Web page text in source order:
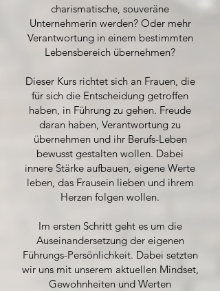
charismatische, souveräne
Unternehmerin werden? Oder mehr
Verantwortung in einem bestimmten
Lebensbereich übernehmen?
Dieser Kurs richtet sich an Frauen, die
für sich die Entscheidung getroffen
haben, in Führung zu gehen. Freude
daran haben, Verantwortung zu
übernehmen und ihr Berufs-Leben
bewusst gestalten wollen. Dabei
innere Stärke aufbauen, eigene Werte
leben, das Frausein lieben und ihrem
Herzen folgen wollen.
Im ersten Schritt geht es um die
Auseinandersetzung der eigenen
Führungs-Persönlichkeit. Dabei setzten
wir uns mit unserem aktuellen Mindset,
Gewohnheiten und Werten